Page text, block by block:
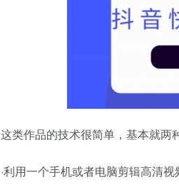
这类作品的技术很简单，基本就两
·利用一个手机或者电脑剪辑高清视